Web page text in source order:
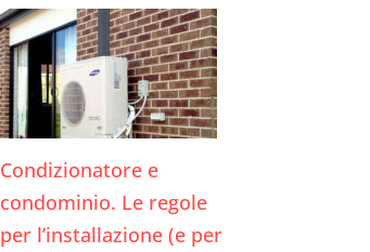
Condizionatore e
condominio. Le regole
per l’installazione (e per